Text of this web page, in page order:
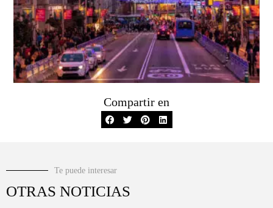
Compartir en
Te puede interesar
OTRAS NOTICIAS